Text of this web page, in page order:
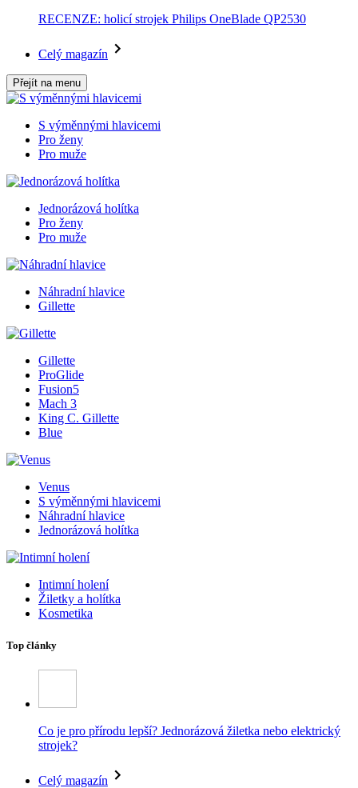
RECENZE: holicí strojek Philips OneBlade QP2530
Celý magazín
Přejít na menu
S výměnnými hlavicemi
Pro ženy
Pro muže
Jednorázová holítka
Pro ženy
Pro muže
Náhradní hlavice
Gillette
Gillette
ProGlide
Fusion5
Mach 3
King C. Gillette
Blue
Venus
S výměnnými hlavicemi
Náhradní hlavice
Jednorázová holítka
Intimní holení
Žiletky a holítka
Kosmetika
Top články
Co je pro přírodu lepší? Jednorázová žiletka nebo elektrický
strojek?
Celý magazín